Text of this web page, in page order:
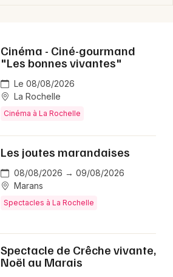
Cinéma - Ciné-gourmand
"Les bonnes vivantes"
Le 08/08/2026
La Rochelle
Cinéma à La Rochelle
Les joutes marandaises
08/08/2026 → 09/08/2026
Marans
Spectacles à La Rochelle
Spectacle de Crêche vivante,
Noël au Marais